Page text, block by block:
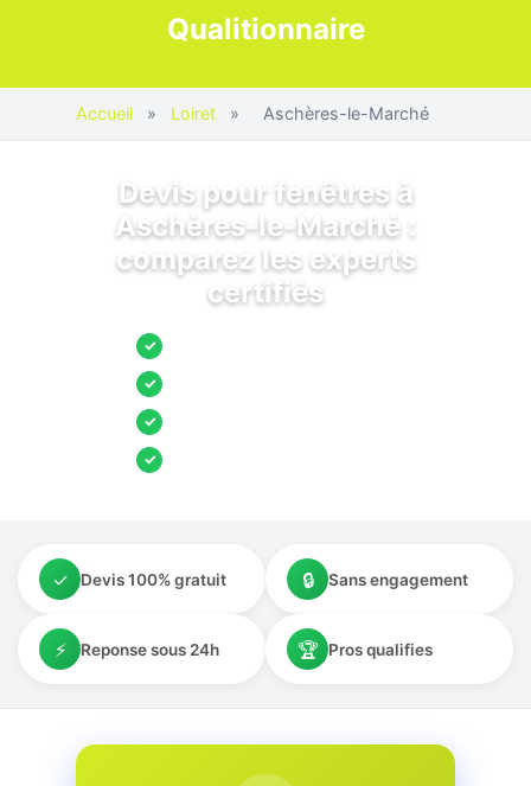
Qualitionnaire
Accueil » Loiret » Aschères-le-Marché
Devis pour fenêtres à
Aschères-le-Marché :
comparez les experts
certifiés
✓
✓
✓
✓
✓ Devis 100% gratuit 🔒 Sans engagement
⚡ Reponse sous 24h 🏆 Pros qualifies